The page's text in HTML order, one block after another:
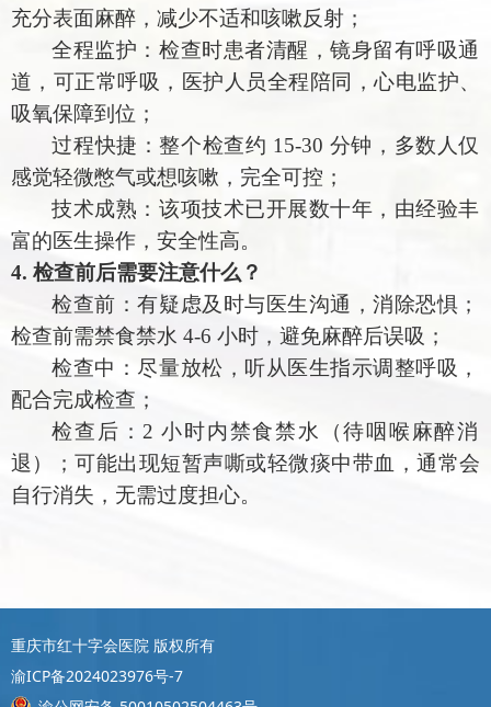
充分表面麻醉，减少不适和咳嗽反射；
全程监护：检查时患者清醒，镜身留有呼吸通
道，可正常呼吸，医护人员全程陪同，心电监护、
吸氧保障到位；
过程快捷：整个检查约 15-30 分钟，多数人仅
感觉轻微憋气或想咳嗽，完全可控；
技术成熟：该项技术已开展数十年，由经验丰
富的医生操作，安全性高。
4. 检查前后需要注意什么？
检查前：有疑虑及时与医生沟通，消除恐惧；
检查前需禁食禁水 4-6 小时，避免麻醉后误吸；
检查中：尽量放松，听从医生指示调整呼吸，
配合完成检查；
检查后：2 小时内禁食禁水（待咽喉麻醉消
退）；可能出现短暂声嘶或轻微痰中带血，通常会
自行消失，无需过度担心。
重庆市红十字会医院 版权所有
渝ICP备2024023976号-7